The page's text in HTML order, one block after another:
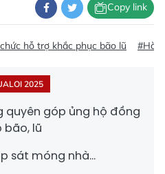
Copy link
hỗ trợ khắc phục bão lũ #Hà
2025
quyên góp ủng hộ đồng
lũ
sát móng nhà...